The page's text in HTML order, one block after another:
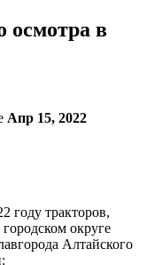
осмотра в
Апр 15, 2022
году тракторов,
округе
Алтайского